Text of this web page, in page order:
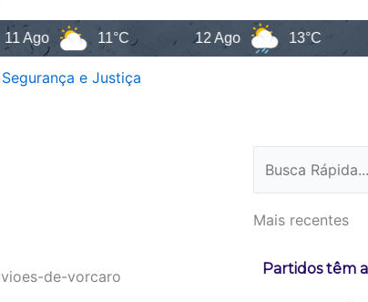
11°C 12 Ago 13°C
Segurança e Justiça
Mais recentes
Partidos têm